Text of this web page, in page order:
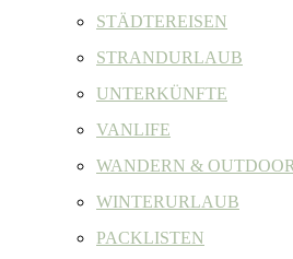
STÄDTEREISEN
STRANDURLAUB
UNTERKÜNFTE
VANLIFE
WANDERN & OUTDOOR
WINTERURLAUB
PACKLISTEN